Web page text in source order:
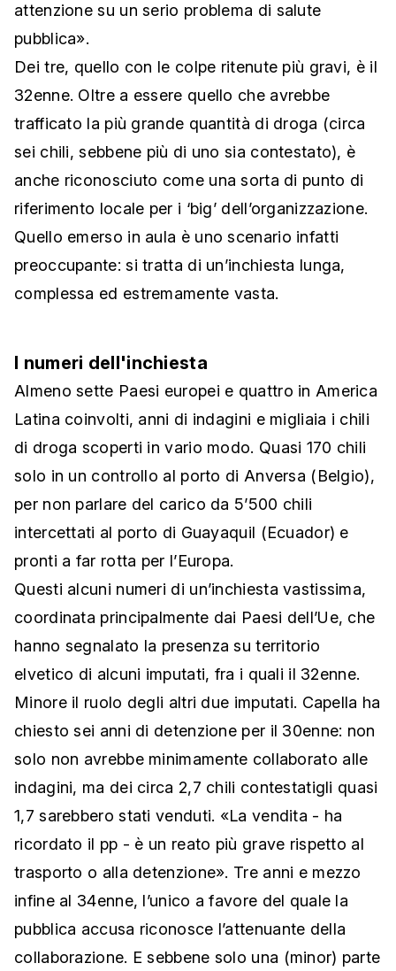
attenzione su un serio problema di salute
pubblica».
Dei tre, quello con le colpe ritenute più gravi, è il
32enne. Oltre a essere quello che avrebbe
trafficato la più grande quantità di droga (circa
sei chili, sebbene più di uno sia contestato), è
anche riconosciuto come una sorta di punto di
riferimento locale per i ‘big’ dell’organizzazione.
Quello emerso in aula è uno scenario infatti
preoccupante: si tratta di un’inchiesta lunga,
complessa ed estremamente vasta.
I numeri dell'inchiesta
Almeno sette Paesi europei e quattro in America
Latina coinvolti, anni di indagini e migliaia i chili
di droga scoperti in vario modo. Quasi 170 chili
solo in un controllo al porto di Anversa (Belgio),
per non parlare del carico da 5’500 chili
intercettati al porto di Guayaquil (Ecuador) e
pronti a far rotta per l’Europa.
Questi alcuni numeri di un’inchiesta vastissima,
coordinata principalmente dai Paesi dell’Ue, che
hanno segnalato la presenza su territorio
elvetico di alcuni imputati, fra i quali il 32enne.
Minore il ruolo degli altri due imputati. Capella ha
chiesto sei anni di detenzione per il 30enne: non
solo non avrebbe minimamente collaborato alle
indagini, ma dei circa 2,7 chili contestatigli quasi
1,7 sarebbero stati venduti. «La vendita - ha
ricordato il pp - è un reato più grave rispetto al
trasporto o alla detenzione». Tre anni e mezzo
infine al 34enne, l’unico a favore del quale la
pubblica accusa riconosce l’attenuante della
collaborazione. E sebbene solo una (minor) parte